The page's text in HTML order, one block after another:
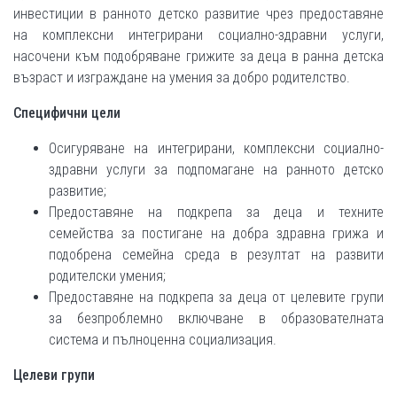
инвестиции в ранното детско развитие чрез предоставяне
на комплексни интегрирани социално-здравни услуги,
насочени към подобряване грижите за деца в ранна детска
възраст и изграждане на умения за добро родителство.
Специфични цели
Осигуряване на интегрирани, комплексни социално-
здравни услуги за подпомагане на ранното детско
развитие;
Предоставяне на подкрепа за деца и техните
семейства за постигане на добра здравна грижа и
подобрена семейна среда в резултат на развити
родителски умения;
Предоставяне на подкрепа за деца от целевите групи
за безпроблемно включване в образователната
система и пълноценна социализация.
Целеви групи